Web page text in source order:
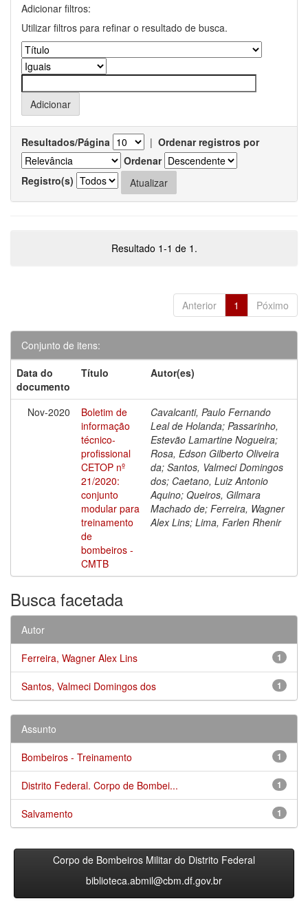
Adicionar filtros:
Utilizar filtros para refinar o resultado de busca.
Resultados/Página | Ordenar registros por
Ordenar
Registro(s)
Resultado 1-1 de 1.
Anterior 1 Póximo
Conjunto de itens:
Data do
documento
Título Autor(es)
Nov-2020
Boletim de
informação
técnico-
profissional
CETOP nº
21/2020:
conjunto
modular para
treinamento
de
bombeiros -
CMTB
Cavalcanti, Paulo Fernando
Leal de Holanda; Passarinho,
Estevão Lamartine Nogueira;
Rosa, Edson Gilberto Oliveira
da; Santos, Valmeci Domingos
dos; Caetano, Luiz Antonio
Aquino; Queiros, Gilmara
Machado de; Ferreira, Wagner
Alex Lins; Lima, Farlen Rhenir
Busca facetada
Autor
1
Ferreira, Wagner Alex Lins
1
Santos, Valmeci Domingos dos
Assunto
1
Bombeiros - Treinamento
1
Distrito Federal. Corpo de Bombei...
1
Salvamento
Corpo de Bombeiros Militar do Distrito Federal
biblioteca.abmil@cbm.df.gov.br